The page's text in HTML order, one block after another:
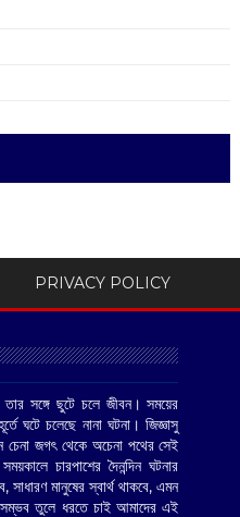
PRIVACY POLICY
সঙ্গে ছুটে চলে জীবন। সময়ের
ঘটে চলেছে নানা ঘটনা। জিজ্ঞাসু
জগৎ থেকে অচেনা পথের সেই
চারপাশের দৈনন্দিন ঘটনার
সাধারণ মানুষের স্বার্থ থাকবে, এমন
তুলে ধরতে চাই আমাদের এই